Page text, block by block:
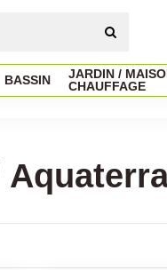
BASSIN
JARDIN /
CHAUFFAGE